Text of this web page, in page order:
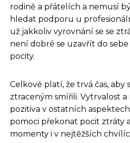
rodině a přátelích a nemusí
hledat podporu u
už jakkoliv vyrovnání se se
není dobré se uzavřít do sebe
pocity.
Celkově platí, že trvá čas, aby
ztraceným smířili. Vytrvalost
pozitiva v ostatních
pomoci překonat pocit ztráty
momenty i v nejtěžších